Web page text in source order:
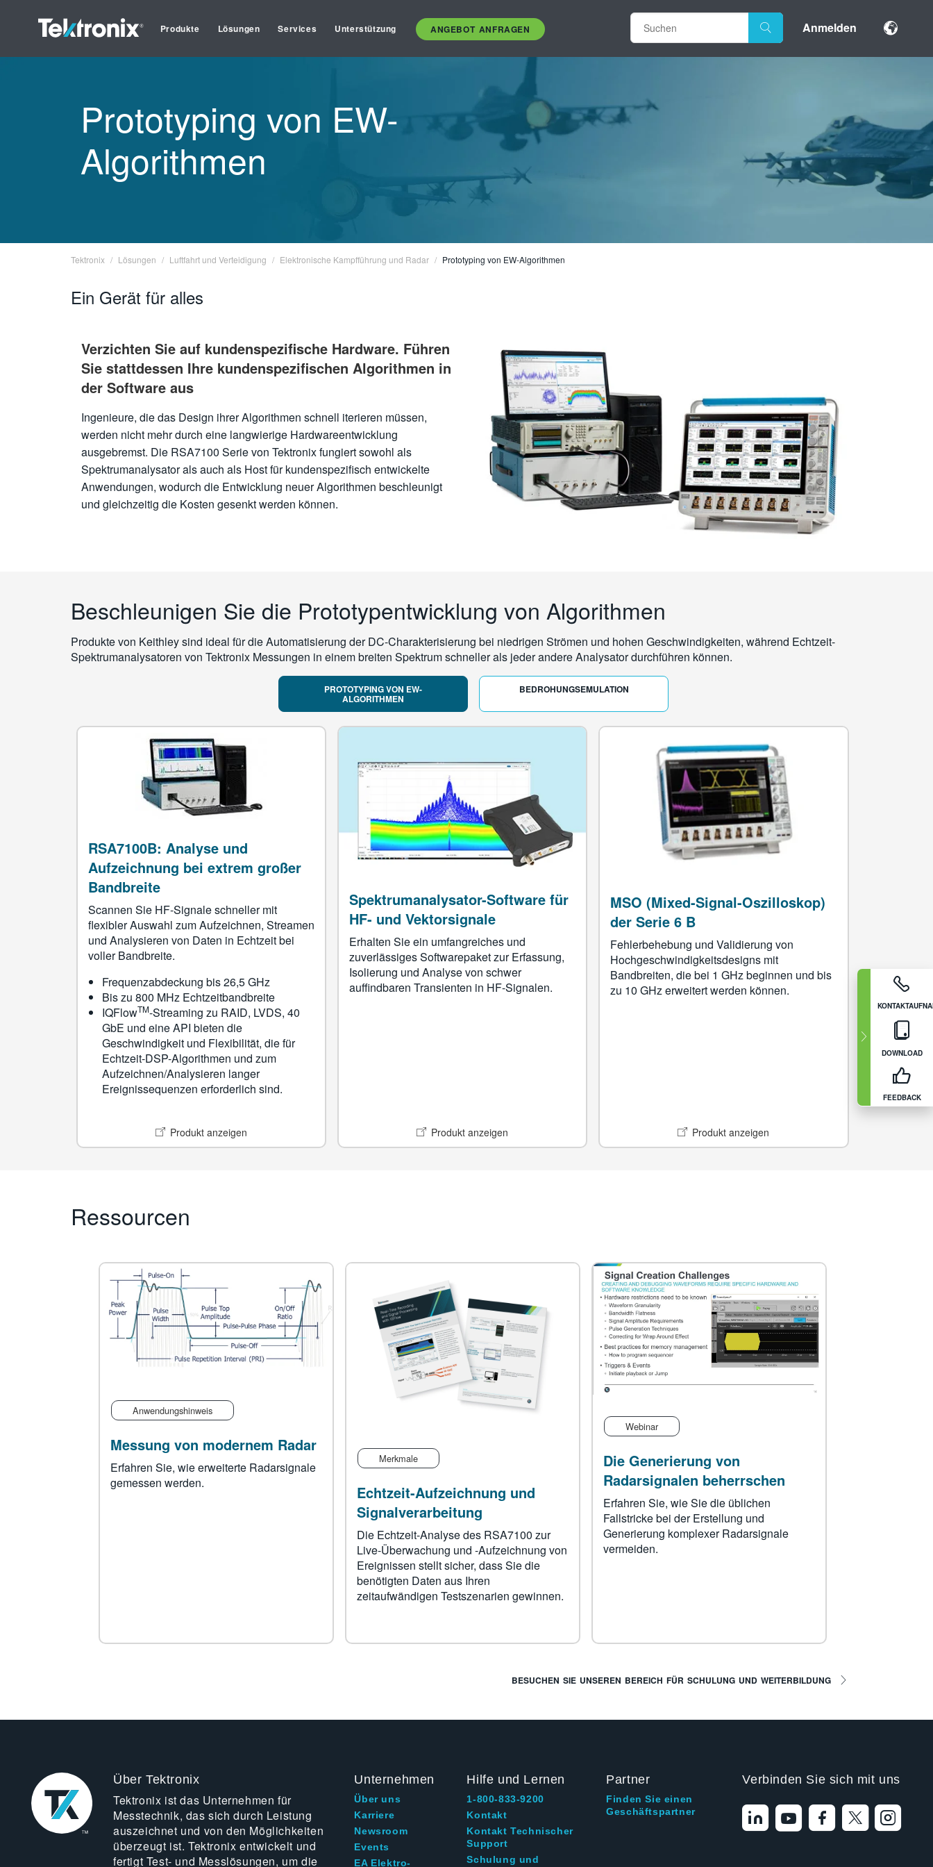
Produkte Lösungen Services Unterstützung ANGEBOT ANFRAGEN Anmelden
Prototyping von EW-
Algorithmen
DOWNLOAD
FEEDBACK
Tektronix Lösungen Luftfahrt und Verteidigung Elektronische Kampfführung und Radar Prototyping von EW-Algorithmen
Ein Gerät für alles
Verzichten Sie auf kundenspezifische Hardware. Führen
Sie stattdessen Ihre kundenspezifischen Algorithmen in
der Software aus
Ingenieure, die das Design ihrer Algorithmen schnell iterieren müssen,
werden nicht mehr durch eine langwierige Hardwareentwicklung
ausgebremst. Die RSA7100 Serie von Tektronix fungiert sowohl als
Spektrumanalysator als auch als Host für kundenspezifisch entwickelte
Anwendungen, wodurch die Entwicklung neuer Algorithmen beschleunigt
und gleichzeitig die Kosten gesenkt werden können.
Beschleunigen Sie die Prototypentwicklung von Algorithmen
Produkte von Keithley sind ideal für die Automatisierung der DC-Charakterisierung bei niedrigen Strömen und hohen Geschwindigkeiten, während Echtzeit-
Spektrumanalysatoren von Tektronix Messungen in einem breiten Spektrum schneller als jeder andere Analysator durchführen können.
PROTOTYPING VON EW-
ALGORITHMEN
BEDROHUNGSEMULATION
RSA7100B: Analyse und
Aufzeichnung bei extrem großer
Bandbreite
Scannen Sie HF-Signale schneller mit
flexibler Auswahl zum Aufzeichnen, Streamen
und Analysieren von Daten in Echtzeit bei
voller Bandbreite.
Frequenzabdeckung bis 26,5 GHz
Bis zu 800 MHz Echtzeitbandbreite
IQFlowTM-Streaming zu RAID, LVDS, 40
GbE und eine API bieten die
Geschwindigkeit und Flexibilität, die für
Echtzeit-DSP-Algorithmen und zum
Aufzeichnen/Analysieren langer
Ereignissequenzen erforderlich sind.
Produkt anzeigen
Spektrumanalysator-Software für
HF- und Vektorsignale
Erhalten Sie ein umfangreiches und
zuverlässiges Softwarepaket zur Erfassung,
Isolierung und Analyse von schwer
auffindbaren Transienten in HF-Signalen.
Produkt anzeigen
MSO (Mixed-Signal-Oszilloskop)
der Serie 6 B
Fehlerbehebung und Validierung von
Hochgeschwindigkeitsdesigns mit
Bandbreiten, die bei 1 GHz beginnen und bis
zu 10 GHz erweitert werden können.
Produkt anzeigen
Ressourcen
Anwendungshinweis
Messung von modernem Radar
Erfahren Sie, wie erweiterte Radarsignale
gemessen werden.
Merkmale
Echtzeit-Aufzeichnung und
Signalverarbeitung
Die Echtzeit-Analyse des RSA7100 zur
Live-Überwachung und -Aufzeichnung von
Ereignissen stellt sicher, dass Sie die
benötigten Daten aus Ihren
zeitaufwändigen Testszenarien gewinnen.
Webinar
Die Generierung von
Radarsignalen beherrschen
Erfahren Sie, wie Sie die üblichen
Fallstricke bei der Erstellung und
Generierung komplexer Radarsignale
vermeiden.
BESUCHEN SIE UNSEREN BEREICH FÜR SCHULUNG UND WEITERBILDUNG
Über Tektronix
Tektronix ist das Unternehmen für
Messtechnik, das sich durch Leistung
auszeichnet und von den Möglichkeiten
überzeugt ist. Tektronix entwickelt und
fertigt Test- und Messlösungen, um die
Unternehmen
Über uns
Karriere
Newsroom
Events
EA Elektro-
Hilfe und Lernen
1-800-833-9200
Kontakt
Kontakt Technischer
Support
Schulung und
Partner
Finden Sie einen
Geschäftspartner
Verbinden Sie sich mit uns